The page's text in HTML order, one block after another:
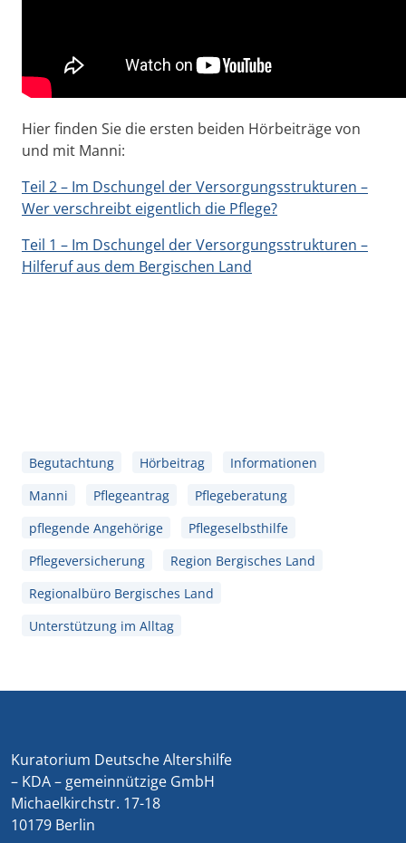
Hier finden Sie die ersten beiden Hörbeiträge von
und mit Manni:
Teil 2 – Im Dschungel der Versorgungsstrukturen –
Wer verschreibt eigentlich die Pflege?
Teil 1 – Im Dschungel der Versorgungsstrukturen –
Hilferuf aus dem Bergischen Land
Begutachtung Hörbeitrag
Informationen
Manni
Pflegeantrag
Pflegeberatung
pflegende Angehörige
Pflegeselbsthilfe
Pflegeversicherung
Region Bergisches Land
Regionalbüro Bergisches Land
Unterstützung im Alltag
Kuratorium Deutsche Altershilfe
– KDA – gemeinnützige GmbH
Michaelkirchstr. 17-18
10179 Berlin